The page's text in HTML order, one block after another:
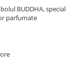
BUDDHA, special
parfumate